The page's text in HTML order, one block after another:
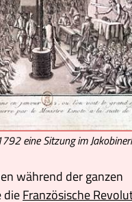
Videos
Mach mit!
Buchtipps
eine Sitzung im
während der ganzen
dieFranzösische